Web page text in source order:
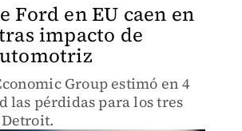
Ford en EU caen en
impacto de
Group estimó en 4
las pérdidas para los tres